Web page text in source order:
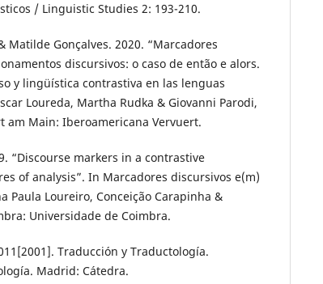
/ Linguistic Studies 2: 193-210.
Matilde Gonçalves. 2020. “Marcadores
discursivos: o caso de então e alors.
y lingüística contrastiva en las lenguas
Loureda, Martha Rudka & Giovanni Parodi,
am Main: Iberoamericana Vervuert.
“Discourse markers in a contrastive
of analysis”. In Marcadores discursivos e(m)
Paula Loureiro, Conceição Carapinha &
Universidade de Coimbra.
Traducción y Traductología.
Madrid: Cátedra.